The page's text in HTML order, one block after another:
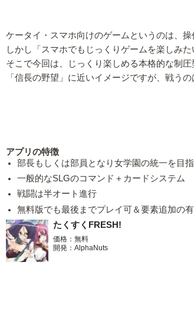
ケータイ・スマホ向けのゲームというのは、
しかし「スマホでもじっくりゲームを楽しみ
そこで今回は、じっくり楽しめる本格的な制
「信長の野望」に近いイメージですが、戦う
アプリの特徴
部長もしくは部員となり女学園の統一を目
一般的なSLGのコマンド＋カードシステム
戦闘は半オート進行
無料版でも最後までプレイ可＆要素追加の
たくすくFRESH!
価格：無料
開発：AlphaNuts